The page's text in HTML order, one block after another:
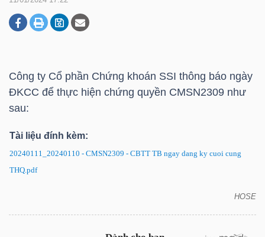
Công ty Cổ phần Chứng khoán SSI thông báo ngày
ĐKCC để thực hiện chứng quyền CMSN2309 như
sau:
Tài liệu đính kèm:
20240111_20240110 - CMSN2309 - CBTT TB ngay dang ky cuoi cung
THQ.pdf
HOSE
ĐỘNG
SẢN